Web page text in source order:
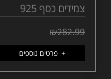
צמידים כסף 925
₪282.99
+ פרטים נוספים